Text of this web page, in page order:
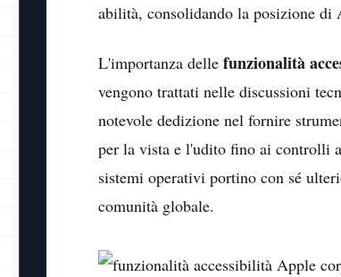
abilità, consolidando la posizione di
L'importanza delle funzionalità
vengono trattati nelle discussioni
notevole dedizione nel fornire
per la vista e l'udito fino ai controlli
sistemi operativi portino con sé
comunità globale.